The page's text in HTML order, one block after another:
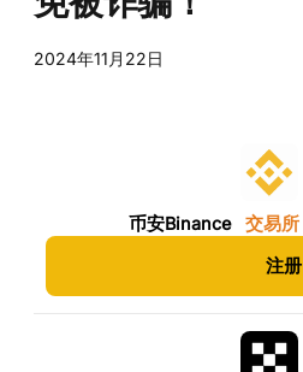
2024年11月22日
币安Binance 交易所
注册